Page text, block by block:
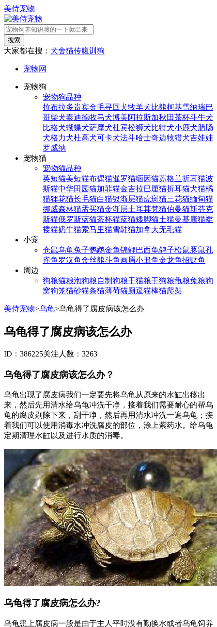
美侍宠物
搜索
大家都在搜： 犬舍猫传腹训狗
宠物网
宠物狗
宠物狗品种
拉布拉多贵宾金毛寻回犬牧羊犬比熊柯基雪纳瑞巴
哥柴犬泰迪德牧马犬博美阿拉斯加秋田茶杯斗牛犬
比格犬蝴蝶犬萨摩犬杜宾松狮犬比特犬小鹿犬腊肠
犬格力犬杜高犬可卡犬法斗哈士奇边牧猎犬吉娃娃
罗威纳
宠物猫
宠物猫品种
英短猫美短猫布偶猫暹罗猫缅因猫苏格兰折耳猫波
斯猫中华田园猫加菲猫金吉拉巴厘猫折耳猫犬猫橘
猫狸花猫长毛猫白猫银渐层猫虎斑猫三花猫缅甸猫
挪威森林猫孟买猫金渐层土耳其梵猫伯曼猫斯芬克
斯猫俄罗斯蓝猫茶杯猫蓝猫矮脚猫土猫曼基康猫褴
褛猫奶牛猫索马里猫雪鞋猫加拿大无毛猫
小宠
仓鼠乌龟兔子鹦鹉金鱼锦鲤巴西龟鸽子松鼠豚鼠孔
雀鱼 罗汉鱼金丝熊斗鱼画眉小丑鱼金龙鱼招财鱼
周边
狗粮猫粮泡狗粮自制狗粮干猫粮干狗粮龟粮兔粮狗
窝狗笼猫砂猫条猫薄荷猫厕逗猫棒猫爬架
美侍宠物>乌龟>乌龟得了腐皮病该怎么办
乌龟得了腐皮病该怎么办
ID：386225关注人数：3263
乌龟得了腐皮病该怎么办？
乌龟出现了腐皮病我们一定要先将乌龟从原来的水缸出移出
来，然后先用清水给乌龟冲洗干净，接着我们需要耐心的帮乌
龟的腐皮剔除下来，刮干净，然后再用清水冲洗一遍乌龟；接
着我们可以使用消毒水冲洗腐皮的部位，涂上紫药水。给乌龟
定期清理水缸以及进行水质的消毒。
乌龟得了腐皮病怎么办?
乌龟患上腐皮病一般是由于主人平时没有勤换水或者乌龟饲养